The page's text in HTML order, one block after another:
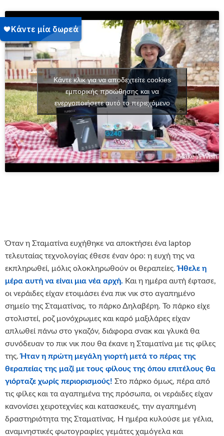
Κάντε κλικ για να αποδεχτείτε cookies
εμπορικής προώθησης και να
ενεργοποιήσετε αυτό το περιεχόμενο
Όταν η Σταματίνα ευχήθηκε να αποκτήσει ένα laptop
τελευταίας τεχνολογίας έθεσε έναν όρο: η ευχή της να
εκπληρωθεί, μόλις ολοκληρωθούν οι θεραπείες.Ήθελε η
μέρα αυτή να είναι μια νέα αρχή. Και η ημέρα αυτή έφτασε,
οι νεράιδες είχαν ετοιμάσει ένα πικ νικ στο αγαπημένο
σημείο της Σταματίνας, το πάρκο Δηλαβέρη. Το πάρκο είχε
στολιστεί, ροζ μονόχρωμες και καρό μαξιλάρες είχαν
απλωθεί πάνω στο γκαζόν, διάφορα σνακ και γλυκά θα
συνόδευαν το πικ νικ που θα έκανε η Σταματίνα με τις φίλες
της.Ήταν η πρώτη μεγάλη γιορτή μετά το πέρας της
θεραπείας της μαζί με τους φίλους της όπου επιτέλους θα
γιόρταζε χωρίς περιορισμούς! Στο πάρκο όμως, πέρα από
τις φίλες και τα αγαπημένα της πρόσωπα, οι νεράιδες είχαν
κανονίσει χειροτεχνίες και κατασκευές, την αγαπημένη
δραστηριότητα της Σταματίνας. Η ημέρα κυλούσε με γέλια,
αναμνηστικές φωτογραφίες γεμάτες χαμόγελα και